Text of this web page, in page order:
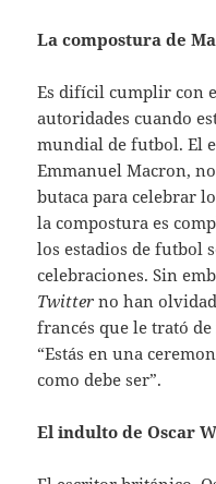
La compostura de
Es difícil cumplir con
autoridades cuando
mundial de futbol. El
Emmanuel Macron,
butaca para celebrar
la compostura es
los estadios de futbol
celebraciones. Sin
Twitter no han
francés que le trató
“Estás en una
como debe ser”.
El indulto de Oscar